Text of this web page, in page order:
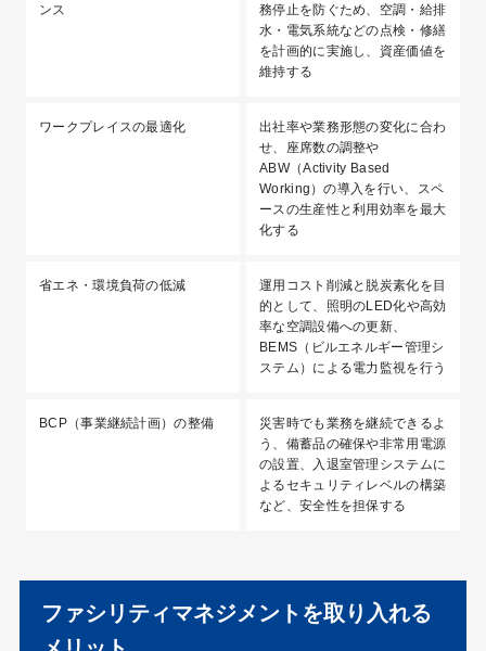
ンス
務停止を防ぐため、空調・給排
水・電気系統などの点検・修繕
を計画的に実施し、資産価値を
維持する
ワークプレイスの最適化
出社率や業務形態の変化に合わ
せ、座席数の調整や
ABW（Activity Based
Working）の導入を行い、スペ
ースの生産性と利用効率を最大
化する
省エネ・環境負荷の低減
運用コスト削減と脱炭素化を目
的として、照明のLED化や高効
率な空調設備への更新、
BEMS（ビルエネルギー管理シ
ステム）による電力監視を行う
BCP（事業継続計画）の整備
災害時でも業務を継続できるよ
う、備蓄品の確保や非常用電源
の設置、入退室管理システムに
よるセキュリティレベルの構築
など、安全性を担保する
ファシリティマネジメントを取り入れる